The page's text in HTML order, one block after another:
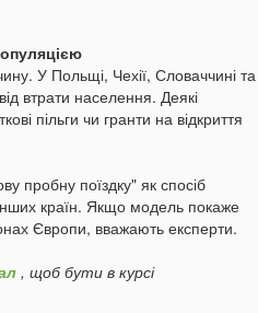
У Польщі, Чехії, Словаччині та
втрати населення. Деякі
пільги чи гранти на відкриття
пробну поїздку" як спосіб
країн. Якщо модель покаже
Європи, вважають експерти.
, щоб бути в курсі